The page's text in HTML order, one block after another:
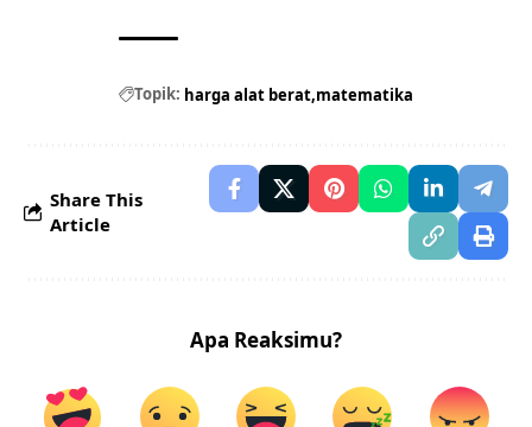
Topik: harga alat berat matematika
Share This
Article
Apa Reaksimu?